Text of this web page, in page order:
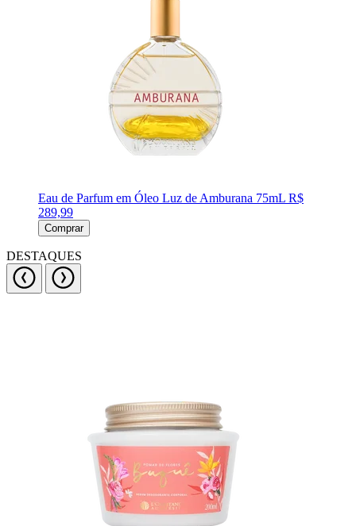
Eau de Parfum em Óleo Luz de Amburana 75mL R$
289,99
Comprar
DESTAQUES